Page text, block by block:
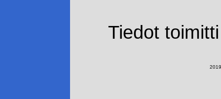
Tiedot